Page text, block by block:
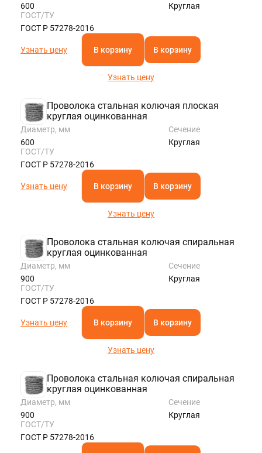
600
Круглая
ГОСТ/ТУ
ГОСТ Р 57278-2016
Узнать цену В корзину В корзину
Узнать цену
Проволока стальная колючая плоская
круглая оцинкованная
Диаметр, мм
600
Сечение
Круглая
ГОСТ/ТУ
ГОСТ Р 57278-2016
Узнать цену В корзину В корзину
Узнать цену
Проволока стальная колючая спиральная
круглая оцинкованная
Диаметр, мм
900
Сечение
Круглая
ГОСТ/ТУ
ГОСТ Р 57278-2016
Узнать цену В корзину В корзину
Узнать цену
Проволока стальная колючая спиральная
круглая оцинкованная
Диаметр, мм
900
Сечение
Круглая
ГОСТ/ТУ
ГОСТ Р 57278-2016